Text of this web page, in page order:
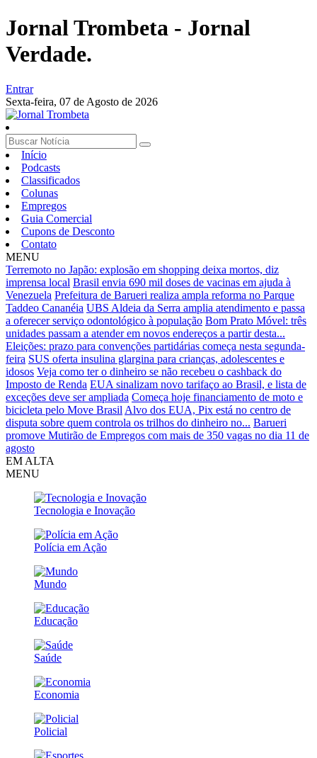
Jornal Trombeta - Jornal
Verdade.
Entrar
Sexta-feira, 07 de Agosto de 2026
Início
Podcasts
Classificados
Colunas
Empregos
Guia Comercial
Cupons de Desconto
Contato
MENU
Terremoto no Japão: explosão em shopping deixa mortos, diz
imprensa local Brasil envia 690 mil doses de vacinas em ajuda à
Venezuela Prefeitura de Barueri realiza ampla reforma no Parque
Taddeo Cananéia UBS Aldeia da Serra amplia atendimento e passa
a oferecer serviço odontológico à população Bom Prato Móvel: três
unidades passam a atender em novos endereços a partir desta...
Eleições: prazo para convenções partidárias começa nesta segunda-
feira SUS oferta insulina glargina para crianças, adolescentes e
idosos Veja como ter o dinheiro se não recebeu o cashback do
Imposto de Renda EUA sinalizam novo tarifaço ao Brasil, e lista de
exceções deve ser ampliada Começa hoje financiamento de moto e
bicicleta pelo Move Brasil Alvo dos EUA, Pix está no centro de
disputa sobre quem controla os trilhos do dinheiro no... Barueri
promove Mutirão de Empregos com mais de 350 vagas no dia 11 de
agosto
EM ALTA
MENU
Tecnologia e Inovação
Polícia em Ação
Mundo
Educação
Saúde
Economia
Policial